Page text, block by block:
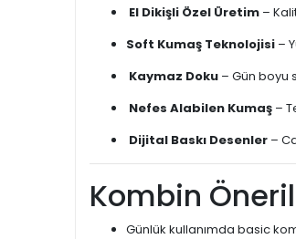
El Dikişli Özel Üretim –
Soft Kumaş Teknolojisi –
Kaymaz Doku – Gün boyu
Nefes Alabilen Kumaş –
Dijital Baskı Desenler –
Kombin
Günlük kullanımda basic